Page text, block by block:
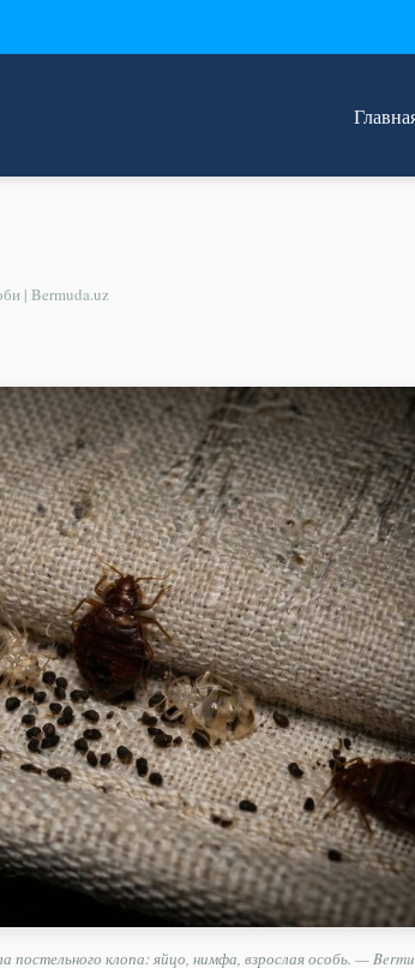
| Bermuda.uz
клопа: яйцо, нимфа, взрослая особь. —